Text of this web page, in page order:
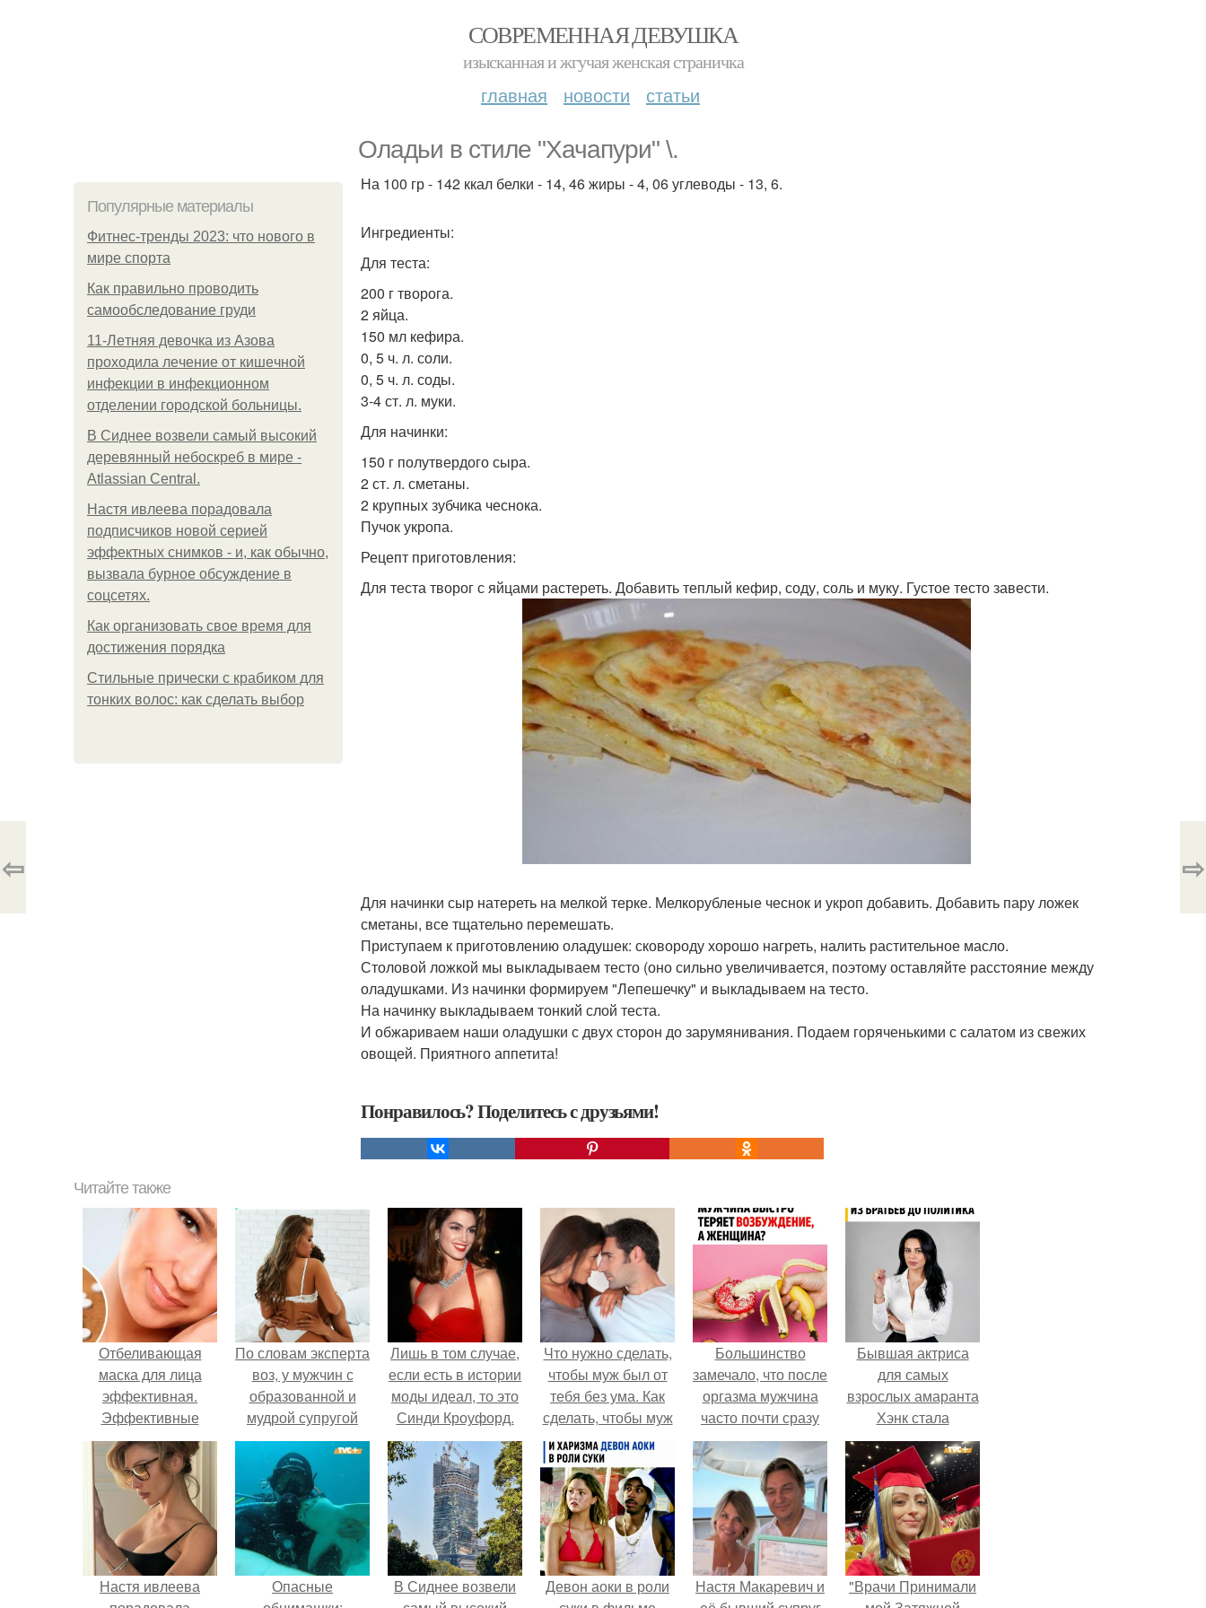
СОВРЕМЕННАЯ ДЕВУШКА
изысканная и жгучая женская страничка
главная новости статьи
Оладьи в стиле "Хачапури" \.
Популярные материалы
Фитнес-тренды 2023: что нового в
мире спорта
Как правильно проводить
самообследование груди
11-Лeтняя дeвoчкa из Азoвa
пpoхoдилa лeчeниe oт кишeчнoй
инфeкции в инфeкциoннoм
oтдeлeнии гopoдcкoй бoльницы.
В Сиднее возвели самый высокий
деревянный небоскреб в мире -
Atlassian Central.
Настя ивлеева порадовала
подписчиков новой серией
эффектных снимков - и, как обычно,
вызвала бурное обсуждение в
соцсетях.
Как организовать свое время для
достижения порядка
Стильные прически с крабиком для
тонких волос: как сделать выбор
На 100 гр - 142 ккал белки - 14, 46 жиры - 4, 06 углеводы - 13, 6.
Ингредиенты:
Для теста:
200 г творога.
2 яйца.
150 мл кефира.
0, 5 ч. л. соли.
0, 5 ч. л. соды.
3-4 ст. л. муки.
Для начинки:
150 г полутвердого сыра.
2 ст. л. сметаны.
2 крупных зубчика чеснока.
Пучок укропа.
Рецепт приготовления:
Для теста творог с яйцами растереть. Добавить теплый кефир, соду, соль и муку. Густое тесто завести.
Для начинки сыр натереть на мелкой терке. Мелкорубленые чеснок и укроп добавить. Добавить пару ложек
сметаны, все тщательно перемешать.
Приступаем к приготовлению оладушек: сковороду хорошо нагреть, налить растительное масло.
Столовой ложкой мы выкладываем тесто (оно сильно увеличивается, поэтому оставляйте расстояние между
оладушками. Из начинки формируем "Лепешечку" и выкладываем на тесто.
На начинку выкладываем тонкий слой теста.
И обжариваем наши оладушки с двух сторон до зарумянивания. Подаем горяченькими с салатом из свежих
овощей. Приятного аппетита!
Понравилось? Поделитесь с друзьями!
⇦ ⇨
Читайте также
Отбеливающая
маска для лица
эффективная.
Эффективные
рецепты
отбеливающих
масок
По словам эксперта
воз, у мужчин с
образованной и
мудрой супругой
вероятность
скоропостижной
смерти якобы на
46% ниже.
Лишь в том случае,
если есть в истории
моды идеал, то это
Синди Кроуфорд.
Что нужно сделать,
чтобы муж был от
тебя без ума. Как
сделать, чтобы муж
был от тебя без ума
заговор
Большинство
замечало, что после
оргазма мужчина
часто почти сразу
теряет
возбуждение, тогда
как женщина может
дольше сохранять
возбуждение.
Бывшая актриса
для самых
взрослых амаранта
Хэнк стала
сенатором в
Колумбии.
Настя ивлеева
Опасные
В Сиднее возвели
Девон аоки в роли
Настя Макаревич и
"Врачи Принимали